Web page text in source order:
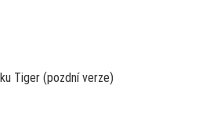
Tiger (pozdní verze)